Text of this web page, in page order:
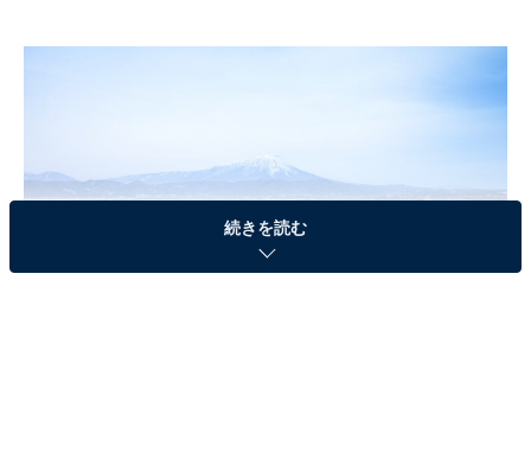
続きを読む